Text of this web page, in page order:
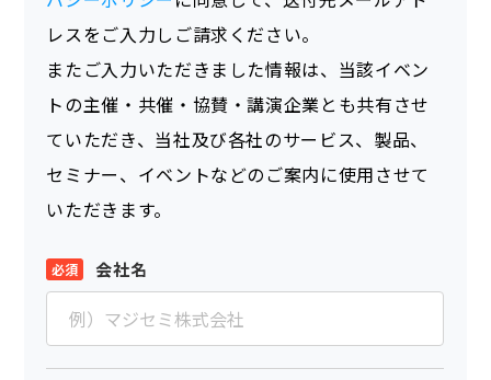
レスをご入力しご請求ください。
またご入力いただきました情報は、当該イベン
トの主催・共催・協賛・講演企業とも共有させ
ていただき、当社及び各社のサービス、製品、
セミナー、イベントなどのご案内に使用させて
いただきます。
会社名